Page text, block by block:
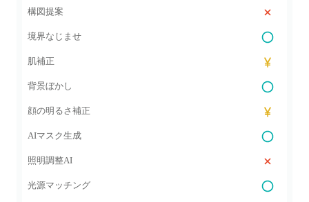
構図提案
境界なじませ
肌補正
背景ぼかし
顔の明るさ補正
AIマスク生成
照明調整AI
光源マッチング